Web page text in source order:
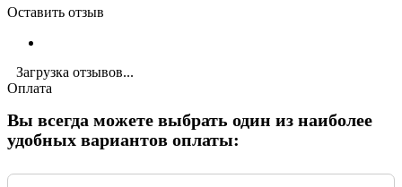
Оставить отзыв
Загрузка отзывов...
Оплата
Вы всегда можете выбрать один из наиболее
удобных вариантов оплаты: